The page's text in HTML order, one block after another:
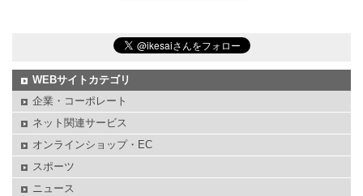
WEBサイトカテゴリ
企業・コーポレート
ネット関連サービス
オンラインショップ・EC
スポーツ
ニュース